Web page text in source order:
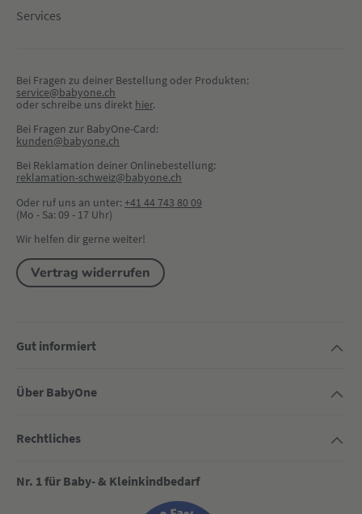
Services
Bei Fragen zu deiner Bestellung oder Produkten:
service@babyone.ch
oder schreibe uns direkt hier.
Bei Fragen zur BabyOne-Card:
kunden@babyone.ch
Bei Reklamation deiner Onlinebestellung:
reklamation-schweiz@babyone.ch
Oder ruf uns an unter:+41 44 743 80 09
(Mo - Sa: 09 - 17 Uhr)
Wir helfen dir gerne weiter!
Vertrag widerrufen
Gut informiert
Über BabyOne
Rechtliches
Nr. 1 für Baby- & Kleinkindbedarf